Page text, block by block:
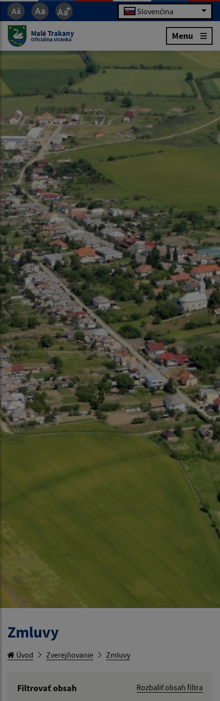
Slovenčina
Malé Trakany
Oficiálna stránka Menu
Zmluvy
Úvod Zverejňovanie Zmluvy
Filtrovať obsah
Rozbaliť obsah filtra